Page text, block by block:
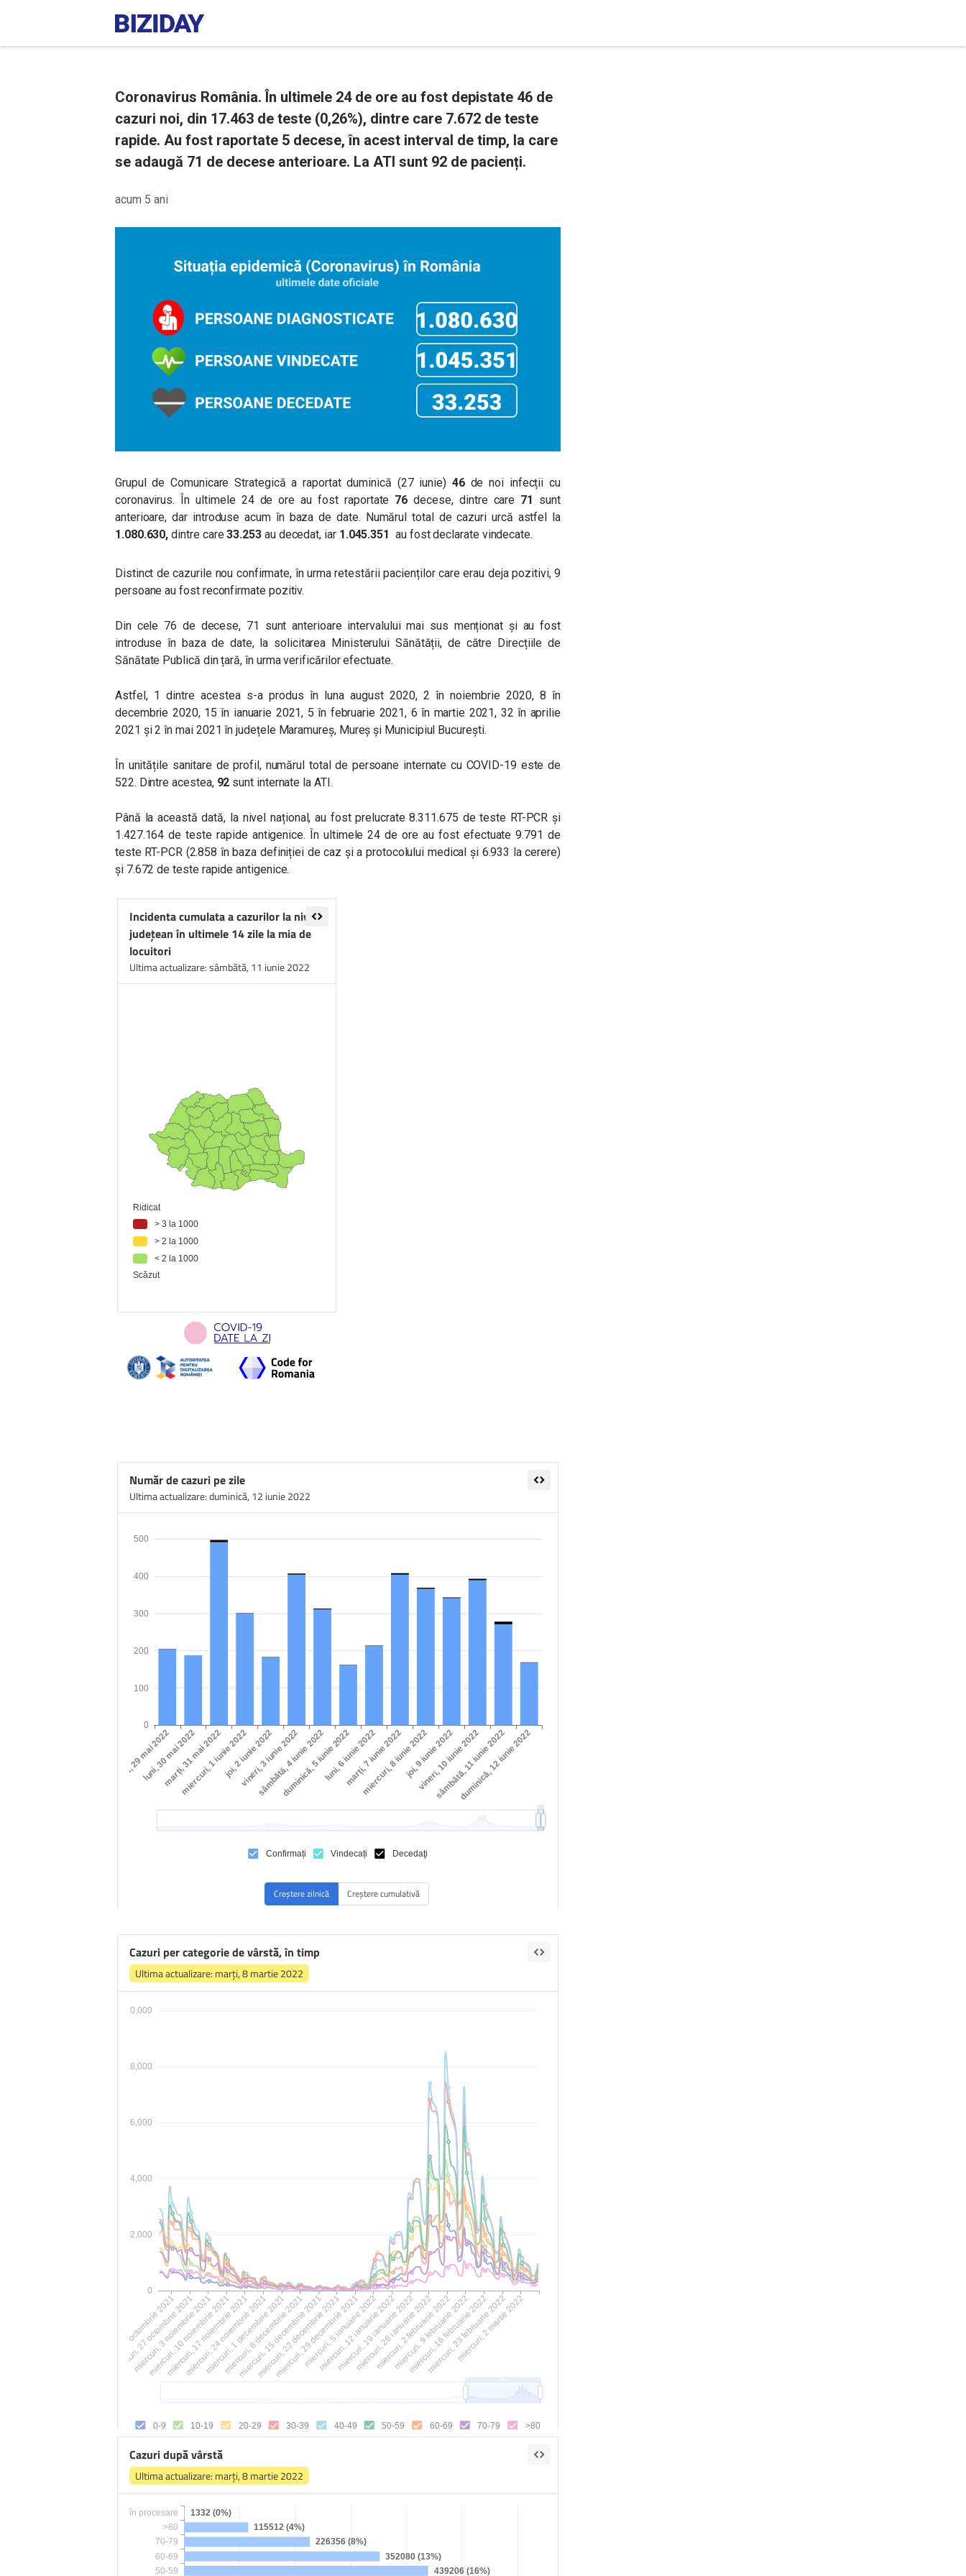
Coronavirus România. În ultimele 24 de ore au fost depistate 46 de
cazuri noi, din 17.463 de teste (0,26%), dintre care 7.672 de teste
rapide. Au fost raportate 5 decese, în acest interval de timp, la care
se adaugă 71 de decese anterioare. La ATI sunt 92 de pacienți.
acum 5 ani
Grupul de Comunicare Strategică a raportat duminică (27 iunie)46 de noi infecții cu
coronavirus. În ultimele 24 de ore au fost raportate 76decese, dintre care 71 sunt
anterioare, dar introduse acum în baza de date. Numărul total de cazuri urcă astfel la
1.080.630, dintre care33.253 au decedat, iar 1.045.351 au fost declarate vindecate.
Distinct de cazurile nou confirmate, în urma retestării pacienților care erau deja pozitivi, 9
persoane au fost reconfirmate pozitiv.
Din cele 76 de decese, 71 sunt anterioare intervalului mai sus menționat și au fost
introduse în baza de date, la solicitarea Ministerului Sănătății, de către Direcțiile de
Sănătate Publică din țară, în urma verificărilor efectuate.
Astfel, 1 dintre acestea s-a produs în luna august 2020, 2 în noiembrie 2020, 8 în
decembrie 2020, 15 în ianuarie 2021, 5 în februarie 2021, 6 în martie 2021, 32 în aprilie
2021 și 2 în mai 2021 în județele Maramureș, Mureș și Municipiul București.
În unitățile sanitare de profil, numărul total de persoane internate cu COVID-19 este de
522. Dintre acestea, 92 sunt internate la ATI.
Până la această dată, la nivel național, au fost prelucrate 8.311.675 de teste RT-PCR și
1.427.164 de teste rapide antigenice. În ultimele 24 de ore au fost efectuate 9.791 de
teste RT-PCR (2.858 în baza definiției de caz și a protocolului medical și 6.933 la cerere)
și 7.672 de teste rapide antigenice.